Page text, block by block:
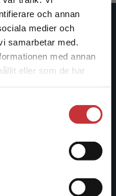
och annan
medier och
samarbetar med.
med annan
eller som de har
utanför Sverige.
Sverige. För
och är idag Sveriges
kurslitteratur,
Studentlitteratur med